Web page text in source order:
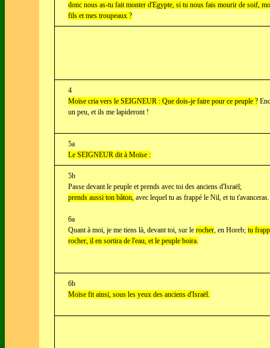
donc nous as-tu fait monter d'Egypte, si tu nous fais mourir de soif,
fils et mes troupeaux ?
4
Moïse cria vers le SEIGNEUR : Que dois-je faire pour ce peuple ?
un peu, et ils me lapideront !
5a
Le SEIGNEUR dit à Moïse :
5b
Passe devant le peuple et prends avec toi des anciens d'Israël;
prends aussi ton bâton,avec lequel tu as frappé le Nil, et tu t'avanceras.
6a
Quant à moi, je me tiens là, devant toi, sur le rocher, en Horeb; tu
rocher, il en sortira de l'eau, et le peuple boira.
6b
Moïse fit ainsi, sous les yeux des anciens d'Israël.